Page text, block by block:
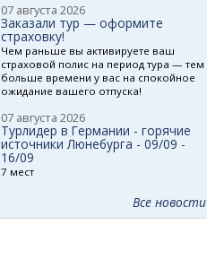
07 августа 2026
Заказали тур — оформите
страховку!
Чем раньше вы активируете ваш
страховой полис на период тура — тем
больше времени у вас на спокойное
ожидание вашего отпуска!
07 августа 2026
Турлидер в Германии - горячие
источники Люнебурга - 09/09 -
16/09
7 мест
Все новости